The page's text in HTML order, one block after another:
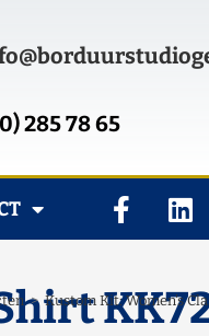
285 78 65
> Kustom Kit: Women's